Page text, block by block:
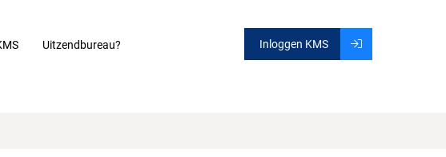
Uitzendbureau? Inloggen KMS